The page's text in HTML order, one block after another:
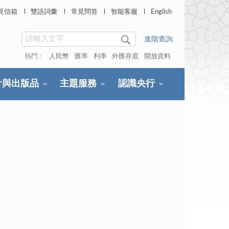
信箱 雙語詞彙 常見問答 智能客服 English
進階查詢
熱門 : 人民幣 匯率 利率 外匯存底 開放資料
與出版品 主題服務 認識央行